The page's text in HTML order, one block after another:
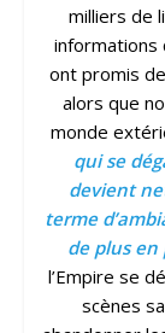
milliers de
informations
ont promis
alors que
monde
qui se
devient
terme
de plus en
l’Empire se
scènes